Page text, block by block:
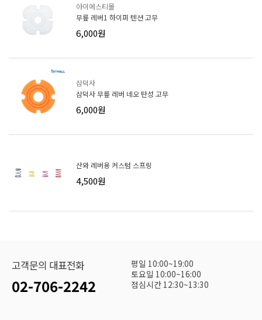
아이에스티몰
무릎 레버1 하이퍼 텐션 고무
6,000원
삼덕사
삼덕사 무릎 레버 네오 탄성 고무
6,000원
산와 레버용 커스텀 스프링
4,500원
고객문의 대표전화
02-706-2242
평일 10:00~19:00
토요일 10:00~16:00
점심시간 12:30~13:30